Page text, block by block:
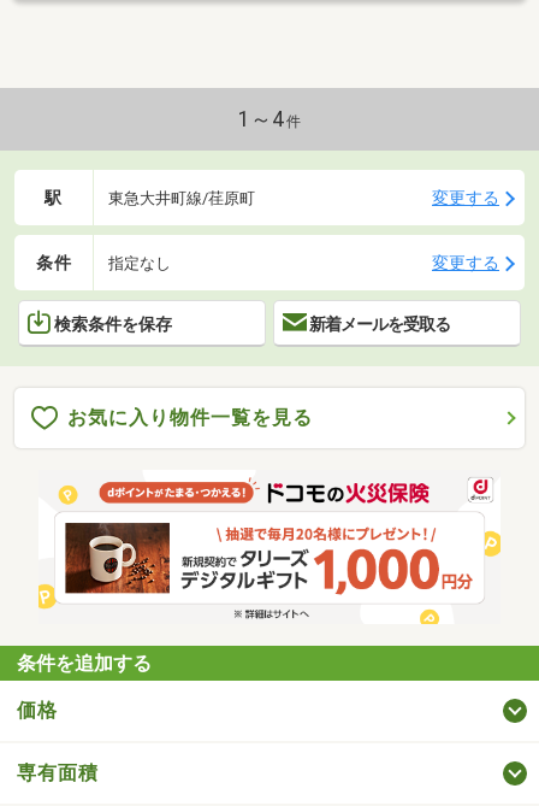
1～4件
駅 東急大井町線/荏原町 変更する
条件 指定なし 変更する
検索条件を保存 新着メールを受取る
お気に入り物件一覧を見る
条件を追加する
価格
専有面積